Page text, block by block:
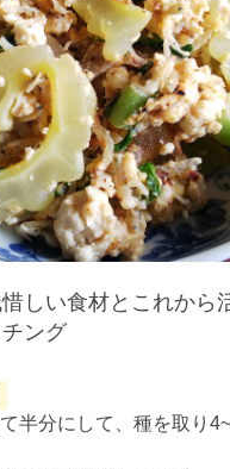
しい食材とこれから
ング
半分にして、種を取り